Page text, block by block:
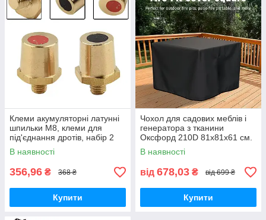
Клеми акумуляторні латунні
шпильки M8, клеми для
під'єднання дротів, набір 2
штуки.
В наявності
356,96 ₴ 368 ₴
Купити
Чохол для садових меблів і
генератора з тканини
Оксфорд 210D 81х81х61 см.
Вєтрозахисний,
водонепроникний і
В наявності
від 678,03 ₴ від 699 ₴
Купити